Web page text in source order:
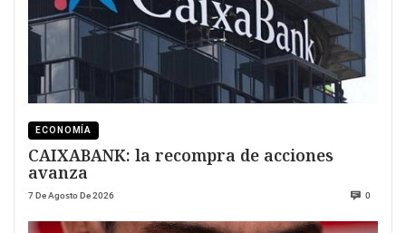
ECONOMÍA
CAIXABANK: la recompra de acciones
avanza
7 De Agosto De 2026 0